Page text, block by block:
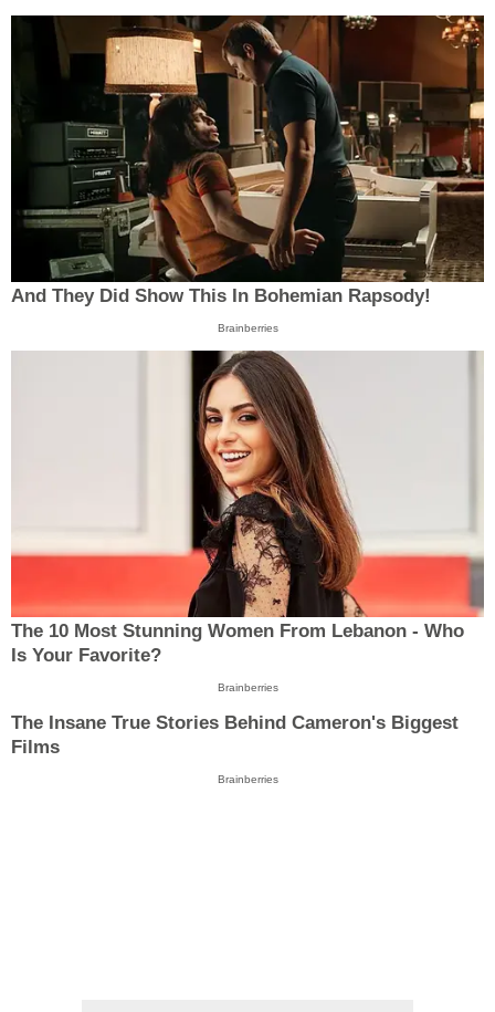
And They Did Show This In Bohemian Rapsody!
Brainberries
The 10 Most Stunning Women From Lebanon - Who
Is Your Favorite?
Brainberries
The Insane True Stories Behind Cameron's Biggest
Films
Brainberries